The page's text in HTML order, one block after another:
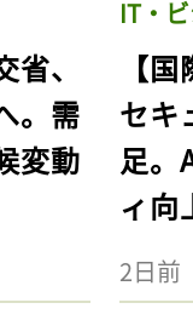
、
。需
変動
IT・
【
セキ
足。
ィ向
2日前